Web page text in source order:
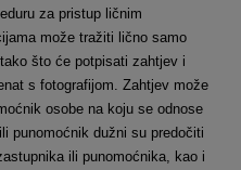
za pristup ličnim
može tražiti lično samo
tako štoće potpisati zahtjev i
s fotografijom. Zahtjev može
ćnik osobe na koju se odnose
punomoćnik dužni su predočiti
ili punomoćnika, kao i